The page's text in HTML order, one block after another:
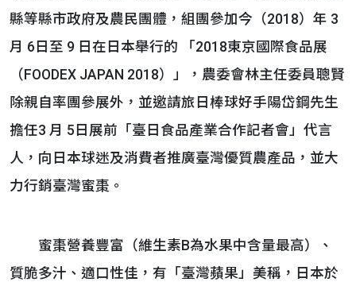
縣等縣市政府及農民團體，組團參加今（2018）年 3
月 6日至 9 日在日本舉行的 「2018東京國際食品展
（FOODEX JAPAN 2018）」，農委會林主任委員聰賢
除親自率團參展外，並邀請旅日棒球好手陽岱鋼先生
擔任3 月 5日展前「臺日食品產業合作記者會」代言
人，向日本球迷及消費者推廣臺灣優質農產品，並大
力行銷臺灣蜜棗。
蜜棗營養豐富（維生素B為水果中含量最高）、
質脆多汁、適口性佳，有「臺灣蘋果」美稱，日本於